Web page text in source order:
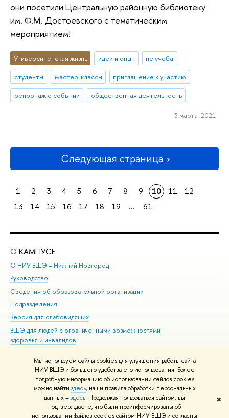
Мы используем файлы cookies для улучшения работы сайта
НИУ ВШЭ и большего удобства его использования. Более
подробную информацию об использовании файлов cookies
можно найти здесь, наши правила обработки персональных
данных –здесь. Продолжая пользоваться сайтом, вы
подтверждаете, что были проинформированы об
использовании файлов cookies сайтом НИУ ВШЭ и согласны
✖
они посетили Центральную районную библиотеку
им. Ф.М. Достоевского с тематическим
мероприятием!
Университетская жизнь идеи и опыт
не учеба
студенты
мастер-классы
приглашение к участию
репортаж о событии
общественная деятельность
3 марта 2021
Следующая страница
1 2 3 4 5 6 7 8 9 10 11
12
13
14 15 16 17 18 19 ... 61
О КАМПУСЕ
О НИУ ВШЭ – Нижний Новгород
Руководство
Сведения об образовательной организации
Подразделения
Версия для слабовидящих
ВШЭ для людей с ограниченными возможностями
здоровья и инвалидов
© НИУ ВШЭ 1993–2026 Адреса и контакты Условия использования